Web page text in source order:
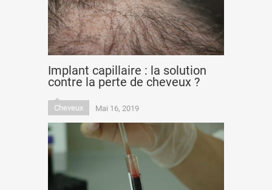
Implant capillaire : la solution
contre la perte de cheveux ?
Cheveux Mai 16, 2019